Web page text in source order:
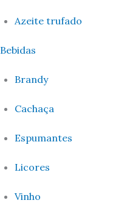
Azeite trufado
Bebidas
Brandy
Cachaça
Espumantes
Licores
Vinho